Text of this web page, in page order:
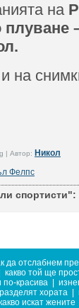
на
на
| Автор: Никол
Фелпс
спортисти":
да отслабнем
какво той ще
по-красива
хората
искат жените